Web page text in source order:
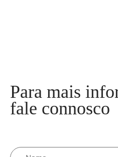
Para mais
fale connosco